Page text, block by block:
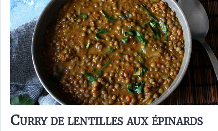
Curry de lentilles aux épinards